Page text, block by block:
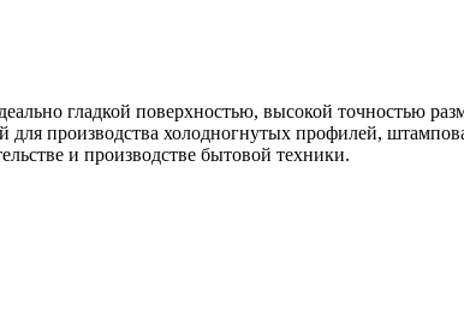
гладкой поверхностью, высокой точностью
для производства холодногнутых профилей,
и производстве бытовой техники.